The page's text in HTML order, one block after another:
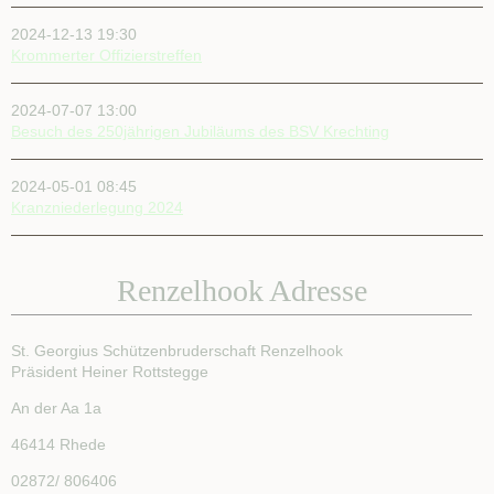
2024-12-13 19:30
Krommerter Offizierstreffen
2024-07-07 13:00
Besuch des 250jährigen Jubiläums des BSV Krechting
2024-05-01 08:45
Kranzniederlegung 2024
Renzelhook Adresse
St. Georgius Schützenbruderschaft Renzelhook
Präsident Heiner Rottstegge
An der Aa 1a
46414 Rhede
02872/ 806406